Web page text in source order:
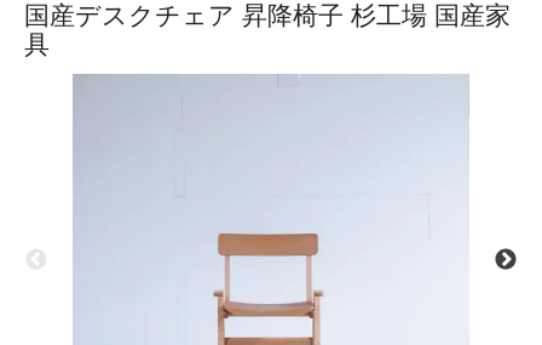
国産デスクチェア 昇降椅子 杉工場 国産家
具